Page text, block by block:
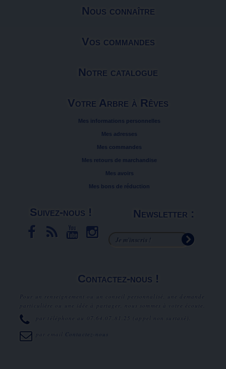
Nous connaître
Vos commandes
Notre catalogue
Votre Arbre à Rêves
Mes informations personnelles
Mes adresses
Mes commandes
Mes retours de marchandise
Mes avoirs
Mes bons de réduction
Suivez-nous ! Newsletter :
Contactez-nous !
Pour un renseignement ou un conseil personnalisé, une demande
particulière ou une idée à partager, nous sommes à votre écoute.
par téléphone au
07.64.07.81.25 (appel non surtaxé).
par email Contactez-nous